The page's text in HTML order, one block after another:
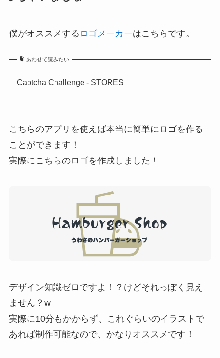
僕がオススメする ロゴメーカーはこちらです。
あわせて読みたい
Captcha Challenge - STORES
こちらのアプリを使えば本当に簡単にロゴを作る
ことができます！
実際にこちらのロゴを作成しました！
デザイン知識ゼロですよ！？けどそれっぽく見え
ません？w
実際に10分もかからず、これぐらいのイラストで
あれば制作可能なので、かなりオススメです！